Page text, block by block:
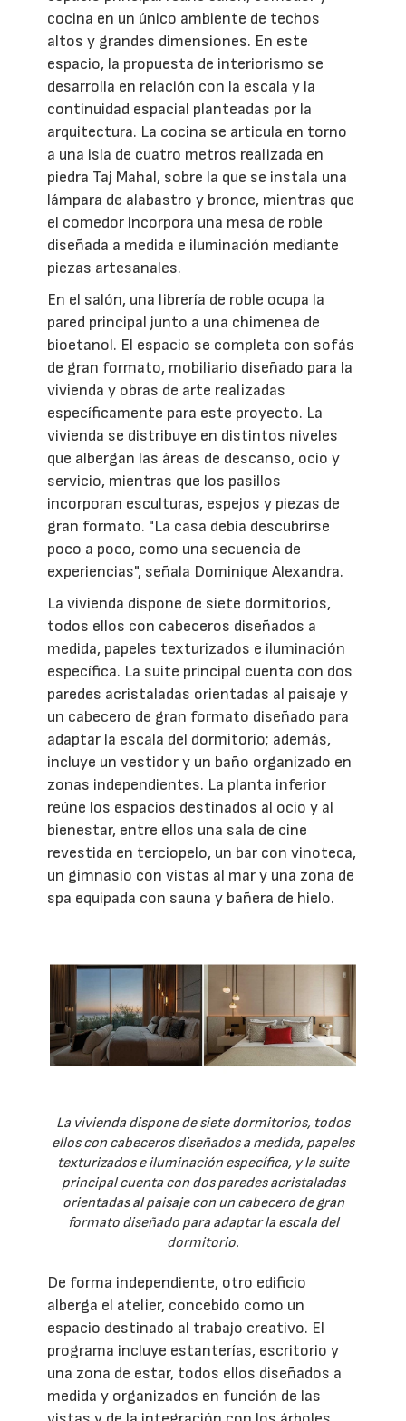
cocina en un único ambiente de techos
altos y grandes dimensiones. En este
espacio, la propuesta de interiorismo se
desarrolla en relación con la escala y la
continuidad espacial planteadas por la
arquitectura. La cocina se articula en torno
a una isla de cuatro metros realizada en
piedra Taj Mahal, sobre la que se instala una
lámpara de alabastro y bronce, mientras que
el comedor incorpora una mesa de roble
diseñada a medida e iluminación mediante
piezas artesanales.
En el salón, una librería de roble ocupa la
pared principal junto a una chimenea de
bioetanol. El espacio se completa con sofás
de gran formato, mobiliario diseñado para la
vivienda y obras de arte realizadas
específicamente para este proyecto. La
vivienda se distribuye en distintos niveles
que albergan las áreas de descanso, ocio y
servicio, mientras que los pasillos
incorporan esculturas, espejos y piezas de
gran formato. "La casa debía descubrirse
poco a poco, como una secuencia de
experiencias", señala Dominique Alexandra.
La vivienda dispone de siete dormitorios,
todos ellos con cabeceros diseñados a
medida, papeles texturizados e iluminación
específica. La suite principal cuenta con dos
paredes acristaladas orientadas al paisaje y
un cabecero de gran formato diseñado para
adaptar la escala del dormitorio; además,
incluye un vestidor y un baño organizado en
zonas independientes. La planta inferior
reúne los espacios destinados al ocio y al
bienestar, entre ellos una sala de cine
revestida en terciopelo, un bar con vinoteca,
un gimnasio con vistas al mar y una zona de
spa equipada con sauna y bañera de hielo.
La vivienda dispone de siete dormitorios, todos
ellos con cabeceros diseñados a medida, papeles
texturizados e iluminación específica, y la suite
principal cuenta con dos paredes acristaladas
orientadas al paisaje con un cabecero de gran
formato diseñado para adaptar la escala del
dormitorio.
De forma independiente, otro edificio
alberga el atelier, concebido como un
espacio destinado al trabajo creativo. El
programa incluye estanterías, escritorio y
una zona de estar, todos ellos diseñados a
medida y organizados en función de las